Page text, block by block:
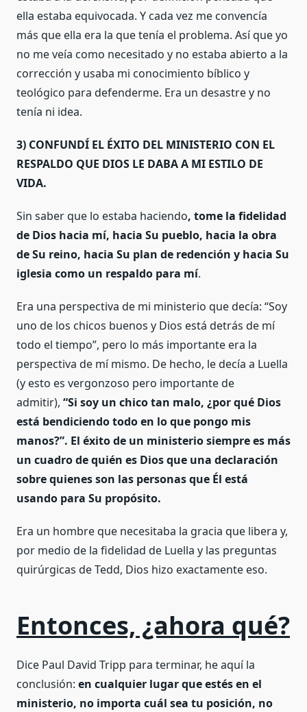
ella estaba equivocada. Y cada vez me convencía
más que ella era la que tenía el problema. Así que yo
no me veía como necesitado y no estaba abierto a la
corrección y usaba mi conocimiento bíblico y
teológico para defenderme. Era un desastre y no
tenía ni idea.
3) CONFUNDÍ EL ÉXITO DEL MINISTERIO CON EL
RESPALDO QUE DIOS LE DABA A MI ESTILO DE
VIDA.
Sin saber que lo estaba haciendo, tome la fidelidad
de Dios hacia mí, hacia Su pueblo, hacia la obra
de Su reino, hacia Su plan de redención y hacia Su
iglesia como un respaldo para mí.
Era una perspectiva de mi ministerio que decía: “Soy
uno de los chicos buenos y Dios está detrás de mí
todo el tiempo”, pero lo más importante era la
perspectiva de mí mismo. De hecho, le decía a Luella
(y esto es vergonzoso pero importante de
admitir), “Si soy un chico tan malo, ¿por qué Dios
está bendiciendo todo en lo que pongo mis
manos?”. El éxito de un ministerio siempre es más
un cuadro de quién es Dios que una declaración
sobre quienes son las personas que Él está
usando para Su propósito.
Era un hombre que necesitaba la gracia que libera y,
por medio de la fidelidad de Luella y las preguntas
quirúrgicas de Tedd, Dios hizo exactamente eso.
Entonces, ¿ahora qué?
Dice Paul David Tripp para terminar, he aquí la
conclusión: en cualquier lugar que estés en el
ministerio, no importa cuál sea tu posición, no